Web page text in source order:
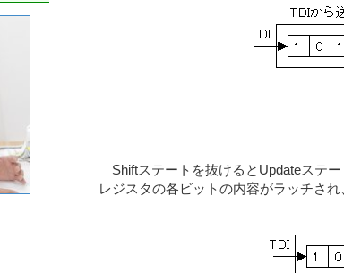
Shiftステートを抜けるとUpdateステ
レジスタの各ビットの内容がラッチされ